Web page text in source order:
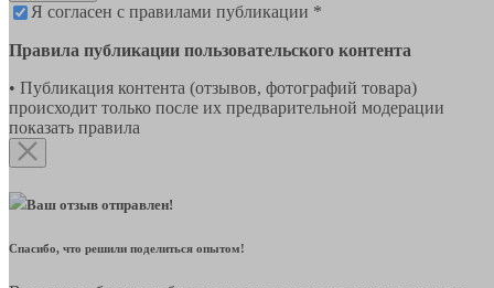
Я согласен с правилами публикации *
Правила публикации пользовательского контента
• Публикация контента (отзывов, фотографий товара)
происходит только после их предварительной модерации
показать правила
Ваш отзыв отправлен!
Спасибо, что решили поделиться опытом!